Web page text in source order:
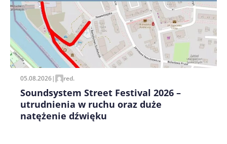
Zapamiętaj moje dane w tej przeglądarce podczas
pisania kolejnych komentarzy.
05.08.2026| red.
Soundsystem Street Festival 2026 –
utrudnienia w ruchu oraz duże
natężenie dźwięku